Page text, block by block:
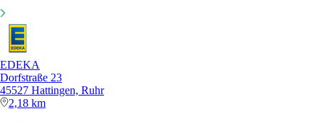
EDEKA
Dorfstraße 23
45527 Hattingen, Ruhr
2,18 km